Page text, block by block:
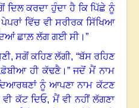
ਦਿਲ ਕਰਦਾ ਹੁੰਦਾ ਹੈ ਕਿ ਪਿੱਛੇ ਨੂੰ
ਵਿੱਚ ਵੀ ਸਰੀਰਕ ਸਿੱਖਿਆ
ਛਾਲ਼ ਲੱਗ ਗਈ ਸੀ।”
, ਸਗੋਂ ਕਹਿਣ ਲੱਗੀ, “ਬੱਸ ਰਹਿਣ
ਹੀ ਕੱਢਣੈ।”ਜਦੋਂ ਮੈਂ ਨਾਮ
ਨੂੰ ਆਪਣਾ ਨਾਮ ਕੱਟਣ
ਵੀ ਕੱਟ ਦਿਓ, ਮੈਂ ਵੀ ਨਹੀਂ ਲੱਗਣਾ